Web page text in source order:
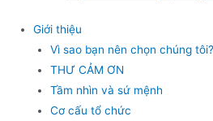
Giới thiệu
Vì sao bạn nên chọn chúng tôi?
THƯ CẢM ƠN
Tầm nhìn và sứ mệnh
Cơ cấu tổ chức